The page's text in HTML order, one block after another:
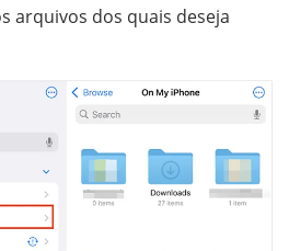
arquivos dos quais deseja